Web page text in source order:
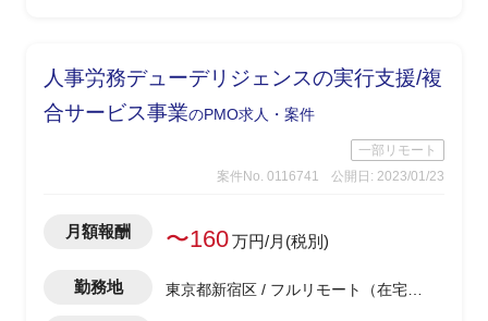
人事労務デューデリジェンスの実行支援/複
合サービス事業のPMO求人・案件
一部リモート
案件No. 0116741
公開日: 2023/01/23
月額報酬 〜160万円/月(税別)
勤務地
東京都新宿区 / フルリモート（在宅) /